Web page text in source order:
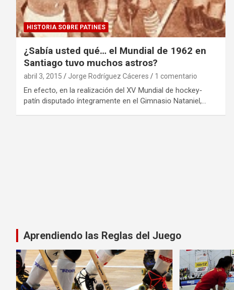
HISTORIA SOBRE PATINES
¿Sabía usted qué… el Mundial de 1962 en
Santiago tuvo muchos astros?
abril 3, 2015 Jorge Rodríguez Cáceres 1 comentario
En efecto, en la realización del XV Mundial de hockey-
patín disputado íntegramente en el Gimnasio Nataniel,…
Aprendiendo las Reglas del Juego